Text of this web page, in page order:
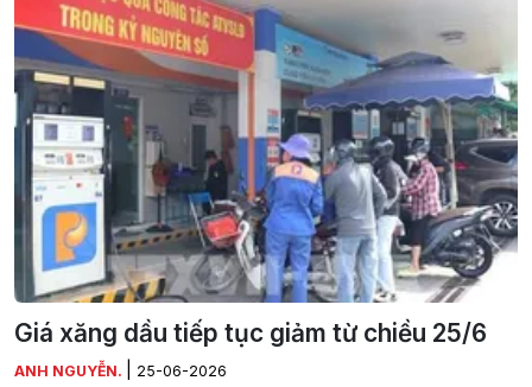
Giá xăng dầu tiếp tục giảm từ chiều 25/6
ANH NGUYỄN. 25-06-2026